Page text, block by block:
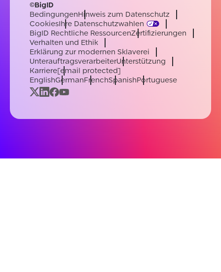
©BigID
BedingungenHinweis zum Datenschutz
CookiesIhre Datenschutzwahlen
BigID Rechtliche RessourcenZertifizierungen
Verhalten und Ethik
Erklärung zur modernen Sklaverei
UnterauftragsverarbeiterUnterstützung
Karriere[email protected]
EnglishGermanFrenchSpanishPortuguese